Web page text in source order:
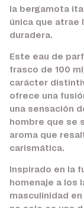
la bergamota
única que atrae
duradera.
Este eau de
frasco de 100
carácter
ofrece una
una sensación
hombre que se
aroma que
carismática.
Inspirado en la
homenaje a los
masculinidad